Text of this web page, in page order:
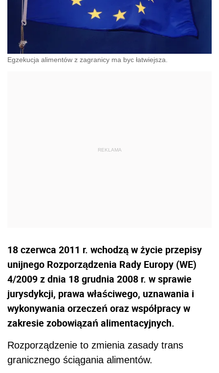
Egzekucja alimentów z zagranicy ma byc łatwiejsza.
18 czerwca 2011 r. wchodzą w życie przepisy
unijnego Rozporządzenia Rady Europy (WE)
4/2009 z dnia 18 grudnia 2008 r. w sprawie
jurysdykcji, prawa właściwego, uznawania i
wykonywania orzeczeń oraz współpracy w
zakresie zobowiązań alimentacyjnych.
Rozporządzenie to zmienia zasady trans
granicznego ściągania alimentów.